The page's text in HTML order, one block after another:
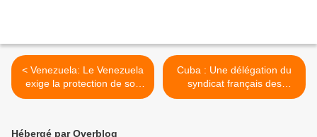
< Venezuela: Le Venezuela
exige la protection de son
ancienne ambassade aux
Cuba : Une délégation du
syndicat français des
professeurs de sport visite
Hébergé par Overblog